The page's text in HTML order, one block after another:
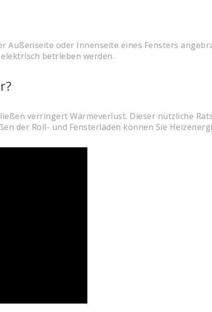
Außenseite oder Innenseite eines Fensters
betrieben werden.
verringert Wärmeverlust. Dieser nützliche
der Roll- und Fensterläden können Sie